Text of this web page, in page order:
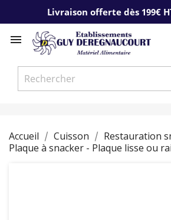
Livraison offerte dès 199€

Accueil Cuisson Restauration
Plaque à snacker - Plaque lisse ou